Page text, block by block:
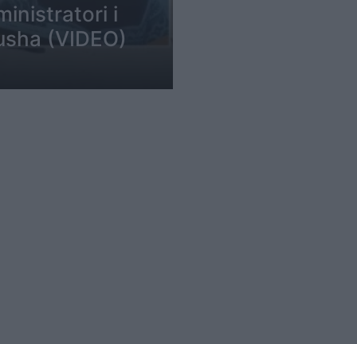
i
(VIDEO)